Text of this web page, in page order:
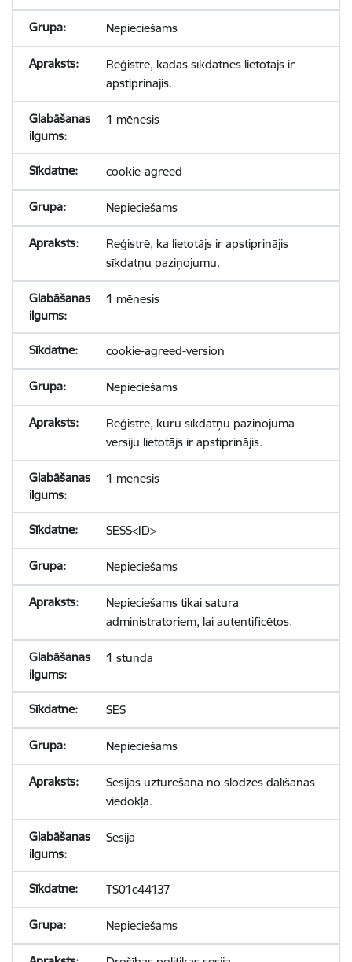
Nepieciešams
Reģistrē, kādas sīkdatnes lietotājs ir
apstiprinājis.
1 mēnesis
cookie-agreed
Nepieciešams
Reģistrē, ka lietotājs ir apstiprinājis
sīkdatņu paziņojumu.
1 mēnesis
cookie-agreed-version
Nepieciešams
Reģistrē, kuru sīkdatņu paziņojuma
versiju lietotājs ir apstiprinājis.
1 mēnesis
SESS<ID>
Nepieciešams
Nepieciešams tikai satura
administratoriem, lai autentificētos.
1 stunda
SES
Nepieciešams
Sesijas uzturēšana no slodzes dalīšanas
viedokļa.
Sesija
TS01c44137
Nepieciešams